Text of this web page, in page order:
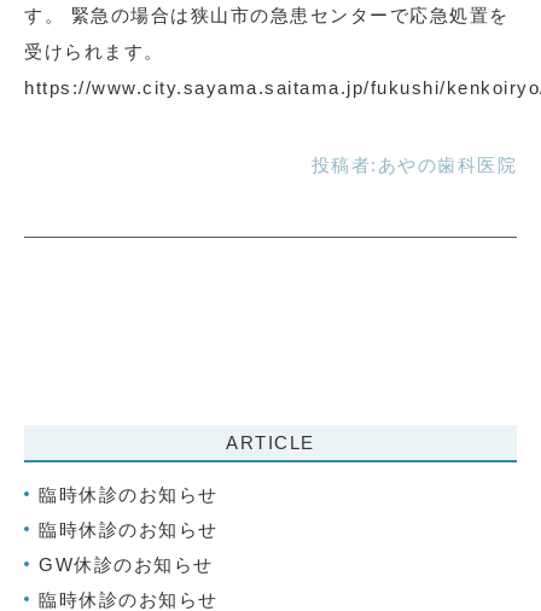
す。 緊急の場合は狭山市の急患センターで応急処置を
受けられます。
https://www.city.sayama.saitama.jp/fukushi/
投稿者: あやの歯科医院
ARTICLE
臨時休診のお知らせ
臨時休診のお知らせ
GW休診のお知らせ
臨時休診のお知らせ